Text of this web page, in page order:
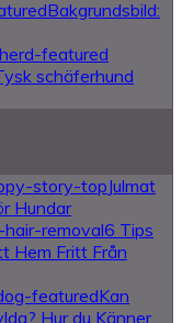
Bakgrundsbild:
schäferhund
Julmat
Hundar
6 Tips
Hem Fritt Från
Kan
Hur du Känner